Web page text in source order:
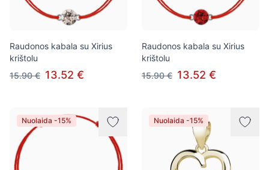
Raudonos kabala su Xirius
krištolu
15.90 € 13.52 €
Raudonos kabala su Xirius
krištolu
15.90 € 13.52 €
Nuolaida -15% Nuolaida -15%